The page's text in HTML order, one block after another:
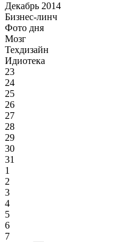
Декабрь 2014
Бизнес-линч
Фото дня
Мозг
Техдизайн
Идиотека
23
24
25
26
27
28
29
30
31
1
2
3
4
5
6
7